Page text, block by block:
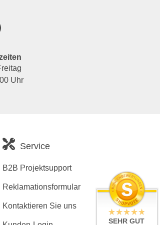
Uhr
Service
B2B Projektsupport
Reklamationsformular
Kontaktieren Sie uns
SEHR GUT